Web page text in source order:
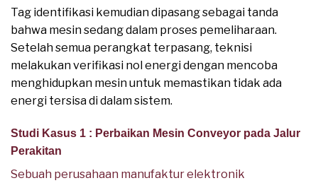
Tag identifikasi kemudian dipasang sebagai tanda
bahwa mesin sedang dalam proses pemeliharaan.
Setelah semua perangkat terpasang, teknisi
melakukan verifikasi nol energi dengan mencoba
menghidupkan mesin untuk memastikan tidak ada
energi tersisa di dalam sistem.
Studi Kasus 1 : Perbaikan Mesin Conveyor pada Jalur
Perakitan
Sebuah perusahaan manufaktur elektronik